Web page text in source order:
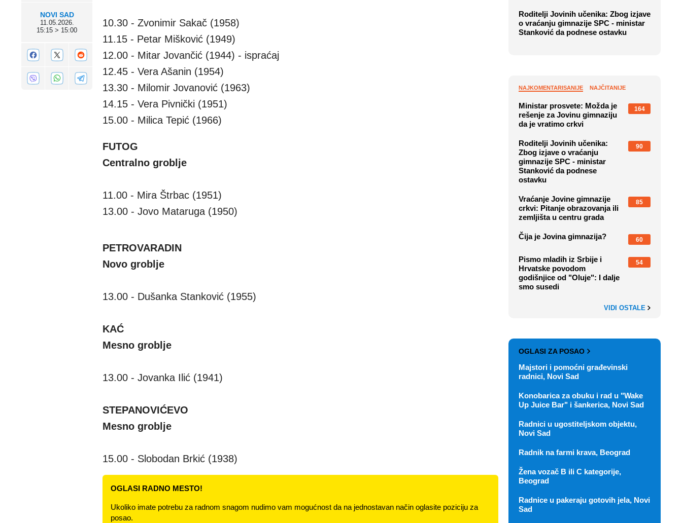
NOVI SAD
11.05.2026.
15:15 > 15:00
10.30 - Zvonimir Sakač (1958)
11.15 - Petar Mišković (1949)
12.00 - Mitar Jovančić (1944) - ispraćaj
12.45 - Vera Ašanin (1954)
13.30 - Milomir Jovanović (1963)
14.15 - Vera Pivnički (1951)
15.00 - Milica Tepić (1966)
FUTOG
Centralno groblje
11.00 - Mira Štrbac (1951)
13.00 - Jovo Mataruga (1950)
PETROVARADIN
Novo groblje
13.00 - Dušanka Stanković (1955)
KAĆ
Mesno groblje
13.00 - Jovanka Ilić (1941)
STEPANOVIĆEVO
Mesno groblje
15.00 - Slobodan Brkić (1938)
OGLASI RADNO MESTO!
Ukoliko imate potrebu za radnom snagom nudimo vam mogućnost da na jednostavan način oglasite poziciju za
posao.
Roditelji Jovinih učenika: Zbog izjave
o vraćanju gimnazije SPC - ministar
Stanković da podnese ostavku
NAJKOMENTARISANIJE NAJČITANIJE
Ministar prosvete: Možda je
rešenje za Jovinu gimnaziju
da je vratimo crkvi
164
Roditelji Jovinih učenika:
Zbog izjave o vraćanju
gimnazije SPC - ministar
Stanković da podnese
ostavku
90
Vraćanje Jovine gimnazije
crkvi: Pitanje obrazovanja ili
zemljišta u centru grada
85
Čija je Jovina gimnazija? 60
Pismo mladih iz Srbije i
Hrvatske povodom
godišnjice od "Oluje": I dalje
smo susedi
54
VIDI OSTALE
OGLASI ZA POSAO
Majstori i pomoćni građevinski
radnici, Novi Sad
Konobarica za obuku i rad u "Wake
Up Juice Bar" i šankerica, Novi Sad
Radnici u ugostiteljskom objektu,
Novi Sad
Radnik na farmi krava, Beograd
Žena vozač B ili C kategorije,
Beograd
Radnice u pakeraju gotovih jela, Novi
Sad